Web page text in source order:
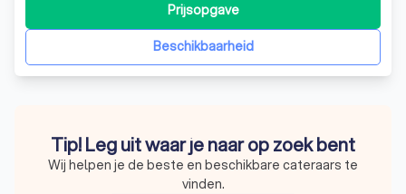
Beschikbaarheid
Prijsopgave
Tip! Leg uit waar je naar op zoek bent
Wij helpen je de beste en beschikbare cateraars te
vinden.